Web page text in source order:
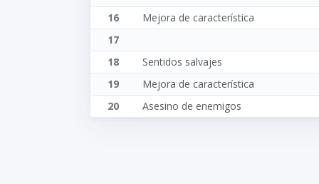
16
Mejora de característica
17
18
Sentidos salvajes
19
Mejora de característica
20
Asesino de enemigos